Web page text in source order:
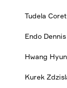
Tudela
Endo
Hwang
Kurek